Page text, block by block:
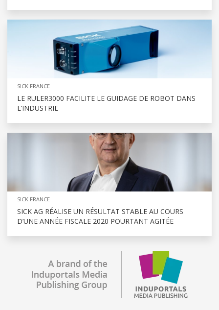
SICK FRANCE
LE RULER3000 FACILITE LE GUIDAGE DE ROBOT DANS
L’INDUSTRIE
SICK FRANCE
SICK AG RÉALISE UN RÉSULTAT STABLE AU COURS
D’UNE ANNÉE FISCALE 2020 POURTANT AGITÉE